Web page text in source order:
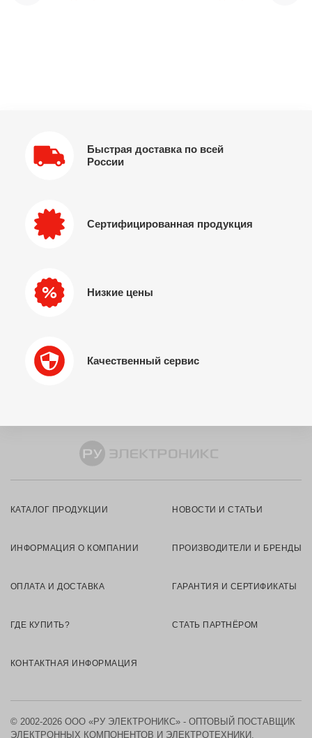
Быстрая доставка по всей
России
Сертифицированная продукция
Низкие цены
Качественный сервис
КАТАЛОГ ПРОДУКЦИИ НОВОСТИ И СТАТЬИ
ИНФОРМАЦИЯ О КОМПАНИИ ПРОИЗВОДИТЕЛИ И БРЕНДЫ
ОПЛАТА И ДОСТАВКА ГАРАНТИЯ И СЕРТИФИКАТЫ
ГДЕ КУПИТЬ? СТАТЬ ПАРТНЁРОМ
КОНТАКТНАЯ ИНФОРМАЦИЯ
© 2002-2026 ООО «РУ ЭЛЕКТРОНИКС» - ОПТОВЫЙ ПОСТАВЩИК
ЭЛЕКТРОННЫХ КОМПОНЕНТОВ И ЭЛЕКТРОТЕХНИКИ.